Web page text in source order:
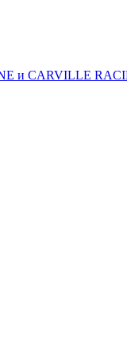
и CARVILLE